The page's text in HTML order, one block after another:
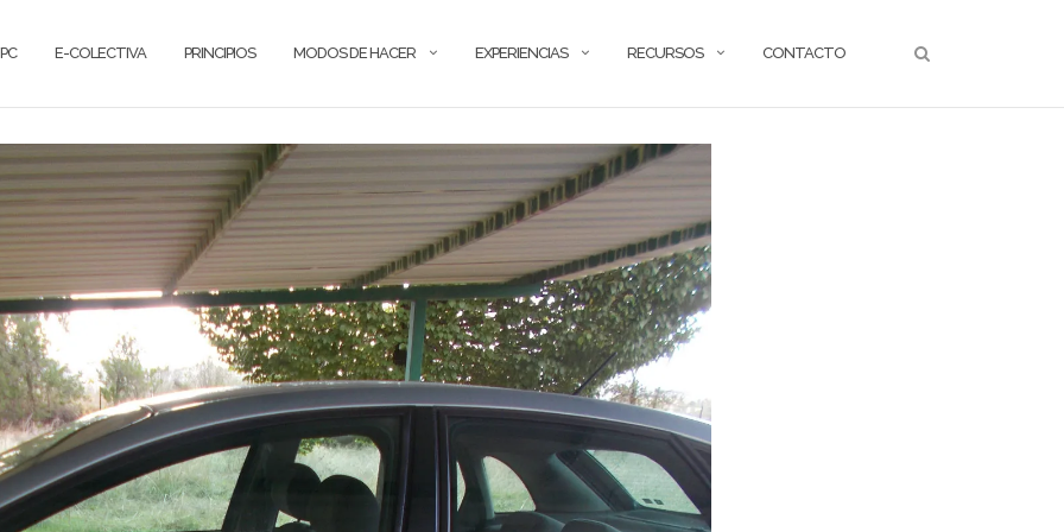
E-COLECTIVA PRINCIPIOS MODOS DE HACER EXPERIENCIAS RECURSOS CONTACTO